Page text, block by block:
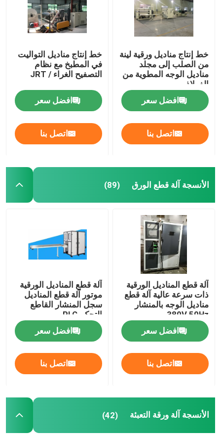
المنتجات
حولنا
جولة في المصنع
مراقبة الجودة
اتصل بنا
أخبار
اطلب اقتباس
خط إنتاج مناديل ورقية لينة
من الصلب إلى مجلد
مناديل الوجه المطوية من
الفولاذ
افضل سعر
اتصل بنا
خط إنتاج مناديل التواليت
في المطبخ مع نظام
التصفيح الغراء / JRT
افضل سعر
اتصل بنا
الأنسجة آلة قطع الورق (89)
آلة قطع المناديل الورقية
ذات سرعة عالية آلة قطع
مناديل الوجه بالمنشار
380V 50Hz
افضل سعر
اتصل بنا
آلة قطع المناديل الورقية
موتور آلة قطع المناديل
سجل المنشار القاطع
التحكم PLC
افضل سعر
اتصل بنا
الأنسجة آلة ورقة التعبئة (42)